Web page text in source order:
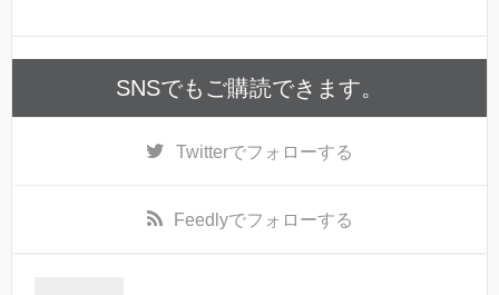
SNSでもご購読できます。
Twitterでフォローする
Feedlyでフォローする